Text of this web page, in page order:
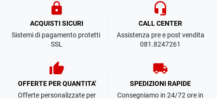
lock
ACQUISTI SICURI
Sistemi di pagamento protetti
SSL
headset_mic
CALL CENTER
Assistenza pre e post vendita
081.8247261
thumb_up
OFFERTE PER QUANTITA'
Offerte personalizzate per
local_shipping
SPEDIZIONI RAPIDE
Consegniamo in 24/72 ore in